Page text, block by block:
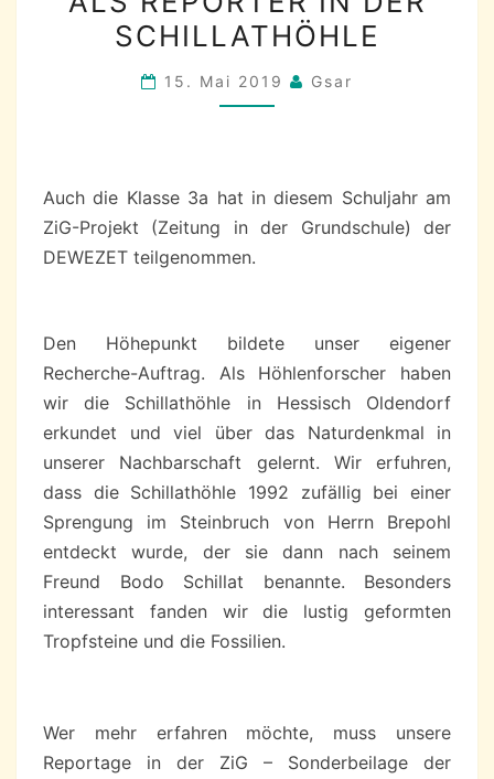
REPORTER
IN
SCHILLATHÖHLE
SCHILLATHÖHLE
15. Mai 2019 Gsar
Auch die Klasse 3a hat in diesem Schuljahr am
ZiG-Projekt (Zeitung in der Grundschule) der
DEWEZET teilgenommen.
Den Höhepunkt bildete unser eigener
Recherche-Auftrag. Als Höhlenforscher haben
wir die Schillathöhle in Hessisch Oldendorf
erkundet und viel über das Naturdenkmal in
unserer Nachbarschaft gelernt. Wir erfuhren,
dass die Schillathöhle 1992 zufällig bei einer
Sprengung im Steinbruch von Herrn Brepohl
entdeckt wurde, der sie dann nach seinem
Freund Bodo Schillat benannte. Besonders
interessant fanden wir die lustig geformten
Tropfsteine und die Fossilien.
Wer mehr erfahren möchte, muss unsere
Reportage in der ZiG – Sonderbeilage der